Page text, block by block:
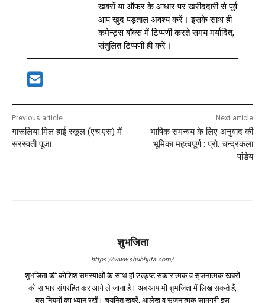
खबरों या ऑफर के आधार पर खरीददारी से पूर्व
आप खुद पड़ताल अवश्य करें। इसके साथ ही
कमेन्ट्स बॉक्स में टिप्पणी करते समय मर्यादित,
संतुलित टिप्पणी ही करें।
Previous article
गारूलिया मिल हाई स्कूल (एच.एस) में
सरस्वती पूजा
Next article
भाषिक समन्वय के लिए अनुवाद की
भूमिका महत्वपूर्ण : प्रो. चन्द्रकला
पांडेय
शुभजिता
https://www.shubhjita.com/
शुभजिता की कोशिश समस्याओं के साथ ही उत्कृष्ट सकारात्मक व सृजनात्मक खबरों
को साभार संग्रहित कर आगे ले जाना है। अब आप भी शुभजिता में लिख सकते हैं,
बस नियमों का ध्यान रखें। चयनित खबरें, आलेख व सृजनात्मक सामग्री इस